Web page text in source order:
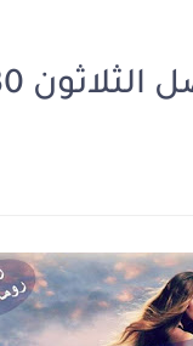
بقلم منال سالم